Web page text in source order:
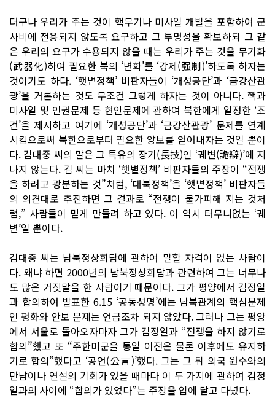
더구나 우리가 주는 것이 핵무기나 미사일 개발을 포함하여 군
사비에 전용되지 않도록 요구하고 그 투명성을 확보하되 그 같
은 우리의 요구가 수용되지 않을 때는 우리가 주는 것을 무기화
(武器化)하여 필요한 북의 ‘변화’를 ‘강제(强制)’하도록 하자는
것이기도 하다. ‘햇볕정책’ 비판자들이 ‘개성공단’과 ‘금강산관
광’을 거론하는 것도 무조건 그렇게 하자는 것이 아니다. 핵과
미사일 및 인권문제 등 현안문제에 관하여 북한에게 일정한 ‘조
건’을 제시하고 여기에 ‘개성공단’과 ‘금강산관광’ 문제를 연계
시킴으로써 북한으로부터 필요한 양보를 얻어내자는 것일 뿐이
다. 김대중 씨의 말은 그 특유의 장기(長技)인 ‘궤변(詭辯)’에 지
나지 않는다. 김 씨는 마치 ‘햇볕정책’ 비판자들의 주장이 “전쟁
을 하려고 광분하는 것”처럼, ‘대북정책’을 ‘햇볕정책’ 비판자들
의 의견대로 추진하면 그 결과로 “전쟁이 불가피해 지는 것처
럼,” 사람들이 믿게 만들려 하고 있다. 이 역시 터무니없는 ‘궤
변’일 뿐이다.
김대중 씨는 남북정상회담에 관하여 말할 자격이 없는 사람이
다. 왜냐 하면 2000년의 남북정상회담과 관련하여 그는 너무나
도 많은 거짓말을 한 사람이기 때문이다. 그가 평양에서 김정일
과 합의하여 발표한 6.15 ‘공동성명’에는 남북관계의 핵심문제
인 평화와 안보 문제는 언급조차 되지 않았다. 그러나 그는 평양
에서 서울로 돌아오자마자 그가 김정일과 “전쟁을 하지 않기로
합의”했고 또 “주한미군을 통일 이전은 물론 이후에도 유지하
기로 합의”했다고 ‘공언(公言)’했다. 그는 그 뒤 외국 원수와의
만남이나 연설의 기회가 있을 때마다 이 두 가지에 관하여 김정
일과의 사이에 “합의가 있었다”는 주장을 입에 달고 다녔다.